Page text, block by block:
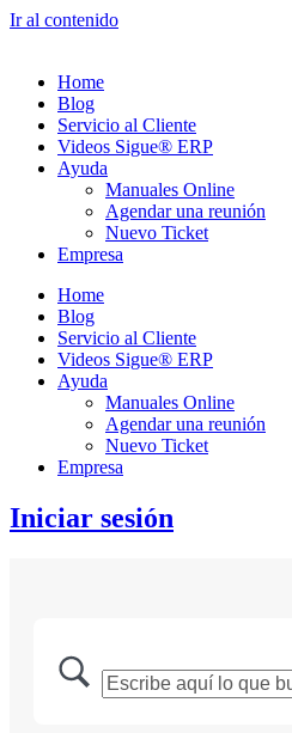
Ir al contenido
Home
Blog
Servicio al Cliente
Videos Sigue® ERP
Ayuda
Manuales Online
Agendar una reunión
Nuevo Ticket
Empresa
Home
Blog
Servicio al Cliente
Videos Sigue® ERP
Ayuda
Manuales Online
Agendar una reunión
Nuevo Ticket
Empresa
Iniciar sesión